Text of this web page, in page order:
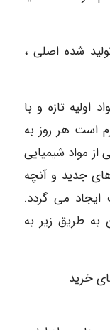
شده اصلی ،
اولیه تازه و با
است هر روز به
از مواد شیمیایی
جدید و آنچه
می گردد.
طریق زیر به
خرید